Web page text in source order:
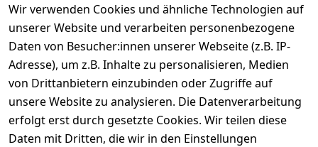
Wir verwenden Cookies und ähnliche Technologien auf
unserer Website und verarbeiten personenbezogene
Daten von Besucher:innen unserer Webseite (z.B. IP-
Adresse), um z.B. Inhalte zu personalisieren, Medien
von Drittanbietern einzubinden oder Zugriffe auf
unsere Website zu analysieren. Die Datenverarbeitung
erfolgt erst durch gesetzte Cookies. Wir teilen diese
Daten mit Dritten, die wir in den Einstellungen
Vertrag widerrufen
INFORMATIONEN
Widerrufsrecht
Datenschutz